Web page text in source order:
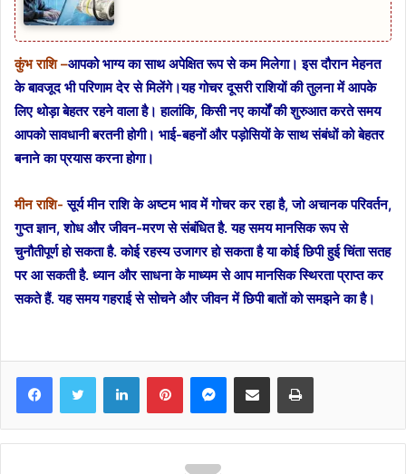
कुंभ राशि –आपको भाग्य का साथ अपेक्षित रूप से कम मिलेगा। इस दौरान मेहनत
के बावजूद भी परिणाम देर से मिलेंगे।यह गोचर दूसरी राशियों की तुलना में आपके
लिए थोड़ा बेहतर रहने वाला है। हालांकि, किसी नए कार्यों की शुरुआत करते समय
आपको सावधानी बरतनी होगी। भाई-बहनों और पड़ोसियों के साथ संबंधों को बेहतर
बनाने का प्रयास करना होगा।
मीन राशि- सूर्य मीन राशि के अष्टम भाव में गोचर कर रहा है, जो अचानक परिवर्तन,
गुप्त ज्ञान, शोध और जीवन-मरण से संबंधित है. यह समय मानसिक रूप से
चुनौतीपूर्ण हो सकता है. कोई रहस्य उजागर हो सकता है या कोई छिपी हुई चिंता सतह
पर आ सकती है. ध्यान और साधना के माध्यम से आप मानसिक स्थिरता प्राप्त कर
सकते हैं. यह समय गहराई से सोचने और जीवन में छिपी बातों को समझने का है।
FacebookTwitter LinkedInPinterestMessenger
Share via Email Print